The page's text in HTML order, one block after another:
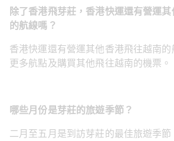
除了香港飛芽莊，香港快運還有營運
的航線嗎？
香港快運還有營運其他香港飛往越南
更多航點及購買其他飛往越南的機票。
哪些月份是芽莊的旅遊季節？
二月至五月是到訪芽莊的最佳旅遊季